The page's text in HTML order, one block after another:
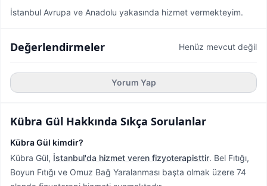
İstanbul Avrupa ve Anadolu yakasında hizmet vermekteyim.
Değerlendirmeler Henüz mevcut değil
Yorum Yap
Kübra Gül Hakkında Sıkça Sorulanlar
Kübra Gül kimdir?
Kübra Gül, İstanbul'da hizmet veren fizyoterapisttir. Bel Fıtığı,
Boyun Fıtığı ve Omuz Bağ Yaralanması başta olmak üzere 74